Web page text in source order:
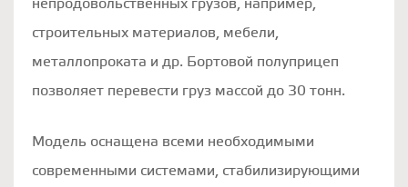
непродовольственных грузов, например,
строительных материалов, мебели,
металлопроката и др. Бортовой полуприцеп
позволяет перевести груз массой до 30 тонн.
Модель оснащена всеми необходимыми
современными системами, стабилизирующими